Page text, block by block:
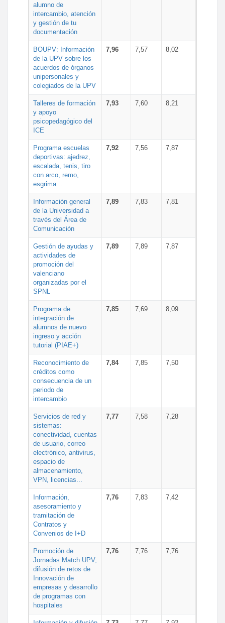
alumno de
intercambio, atención
y gestión de tu
documentación
BOUPV: Información
de la UPV sobre los
acuerdos de órganos
unipersonales y
colegiados de la UPV
7,96 7,57 8,02
Talleres de formación
y apoyo
psicopedagógico del
ICE
7,93 7,60 8,21
Programa escuelas
deportivas: ajedrez,
escalada, tenis, tiro
con arco, remo,
esgrima...
7,92 7,56 7,87
Información general
de la Universidad a
través del Área de
Comunicación
7,89 7,83 7,81
Gestión de ayudas y
actividades de
promoción del
valenciano
organizadas por el
SPNL
7,89 7,89 7,87
Programa de
integración de
alumnos de nuevo
ingreso y acción
tutorial (PIAE+)
7,85 7,69 8,09
Reconocimiento de
créditos como
consecuencia de un
periodo de
intercambio
7,84 7,85 7,50
Servicios de red y
sistemas:
conectividad, cuentas
de usuario, correo
electrónico, antivirus,
espacio de
almacenamiento,
VPN, licencias...
7,77 7,58 7,28
Información,
asesoramiento y
tramitación de
Contratos y
Convenios de I+D
7,76 7,83 7,42
Promoción de
Jornadas Match UPV,
difusión de retos de
Innovación de
empresas y desarrollo
de programas con
hospitales
7,76 7,76 7,76